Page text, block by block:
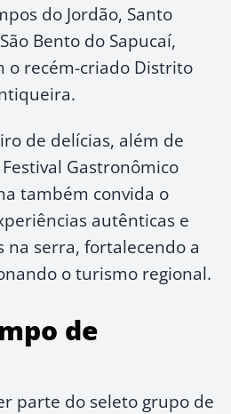
do Jordão, Santo
Bento do Sapucaí,
o recém-criado Distrito
de delícias, além de
Gastronômico
também convida o
autênticas e
na serra, fortalecendo a
o turismo regional.
de
parte do seleto grupo de